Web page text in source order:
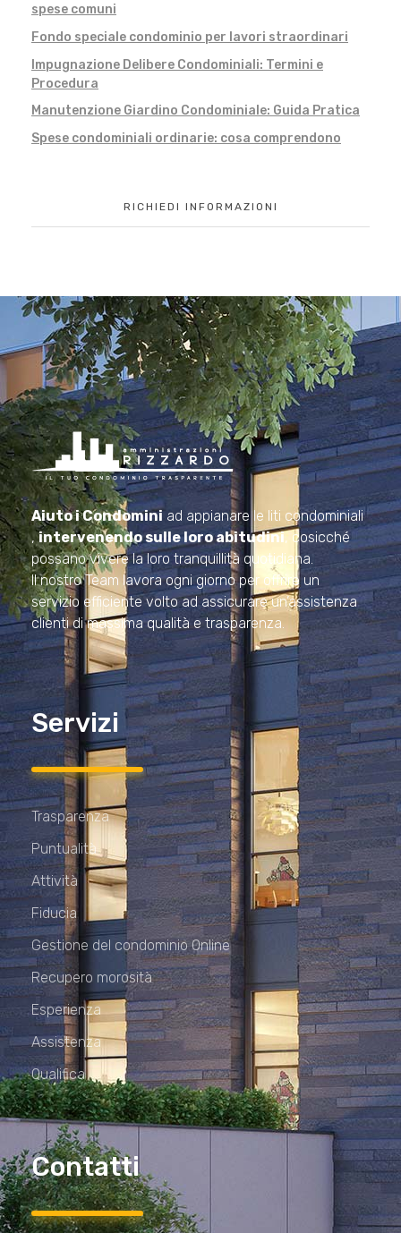
spese comuni
Fondo speciale condominio per lavori straordinari
Impugnazione Delibere Condominiali: Termini e
Procedura
Manutenzione Giardino Condominiale: Guida Pratica
Spese condominiali ordinarie: cosa comprendono
RICHIEDI INFORMAZIONI
Amministrazioni Rizzardo
Il tuo condominio trasparente
Aiuto i Condominiad appianare le liti condominiali
,intervenendo sulle loro abitudini, cosicché
possano vivere la loro tranquillità quotidiana.
Il nostro Team lavora ogni giorno per offrire un
servizio efficiente volto ad assicurare un’assistenza
clienti di massima qualità e trasparenza.
Servizi
Trasparenza
Puntualità
Attività
Fiducia
Gestione del condominio Online
Recupero morosità
Esperienza
Assistenza
Qualifica
Contatti